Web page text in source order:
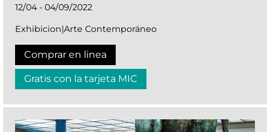
12/04 - 04/09/2022
Exhibicion|Arte Contemporáneo
Comprar en linea
Gratis con la tarjeta MIC